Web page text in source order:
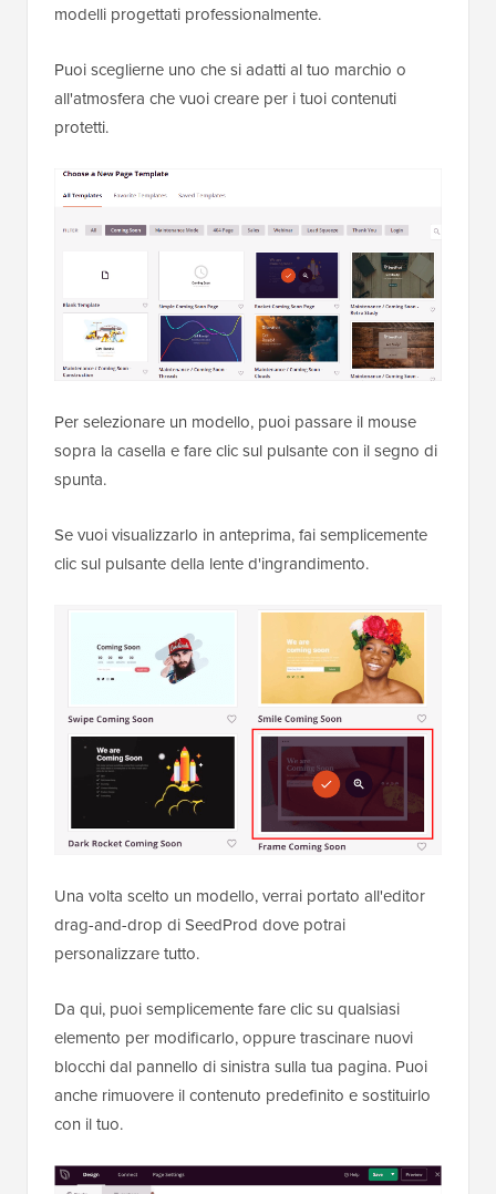
modelli progettati professionalmente.
Puoi sceglierne uno che si adatti al tuo marchio o
all'atmosfera che vuoi creare per i tuoi contenuti
protetti.
Per selezionare un modello, puoi passare il mouse
sopra la casella e fare clic sul pulsante con il segno di
spunta.
Se vuoi visualizzarlo in anteprima, fai semplicemente
clic sul pulsante della lente d'ingrandimento.
Una volta scelto un modello, verrai portato all'editor
drag-and-drop di SeedProd dove potrai
personalizzare tutto.
Da qui, puoi semplicemente fare clic su qualsiasi
elemento per modificarlo, oppure trascinare nuovi
blocchi dal pannello di sinistra sulla tua pagina. Puoi
anche rimuovere il contenuto predefinito e sostituirlo
con il tuo.